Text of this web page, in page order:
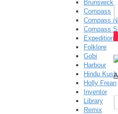
Brunswick
Compass
Compass
Compass
Expedition
Folklore
Gobi
Harbour
Hindu Kush
Holly Frean
Inventor
Library
Remix